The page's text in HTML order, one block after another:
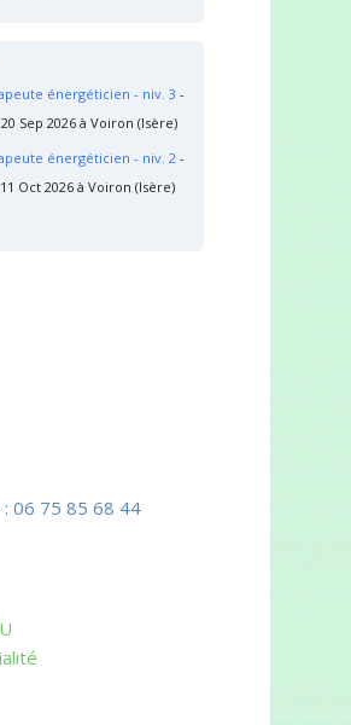
énergéticien - niv. 3 -
Sep 2026 à Voiron (Isère)
énergéticien - niv. 2 -
Oct 2026 à Voiron (Isère)
06 75 85 68 44